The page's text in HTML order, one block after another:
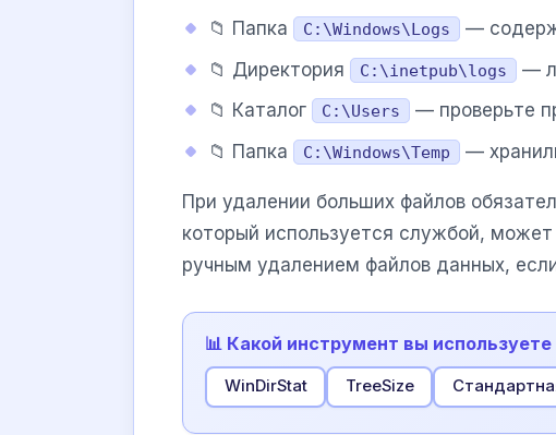
📁 Папка C:\Windows\Logs
—
📁 Директория
C:\inetpub\logs
—
📁 Каталог
C:\Users
— проверьте
📁 Папка
C:\Windows\Temp —
При удалении больших файлов
который используется службой,
ручным удалением файлов данных,
📊 Какой инструмент вы
WinDirStat TreeSize